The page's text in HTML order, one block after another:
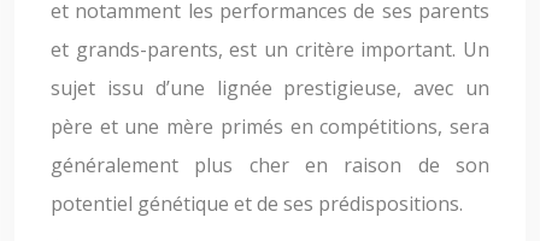
et notamment les performances de ses parents
et grands-parents, est un critère important. Un
sujet issu d’une lignée prestigieuse, avec un
père et une mère primés en compétitions, sera
généralement plus cher en raison de son
potentiel génétique et de ses prédispositions.